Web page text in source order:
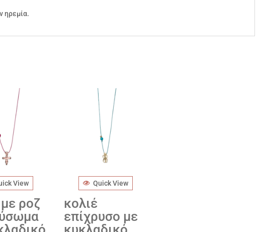
ηρεμία.
View
ροζ
Quick View
κολιέ
επίχρυσο με